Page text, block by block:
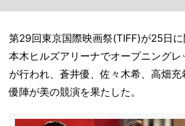
第29回東京国際映画祭(TIFF)が25日
本木ヒルズアリーナでオープニングレ
が行われ、蒼井優、佐々木希、高畑
優陣が美の競演を果たした。